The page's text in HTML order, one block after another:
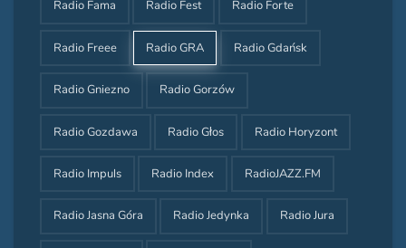
Radio Fama Radio Fest Radio Forte
Radio Freee Radio GRA Radio Gdańsk
Radio Gniezno Radio Gorzów
Radio Gozdawa Radio Głos Radio Horyzont
Radio Impuls Radio Index RadioJAZZ.FM
Radio Jasna Góra Radio Jedynka Radio Jura